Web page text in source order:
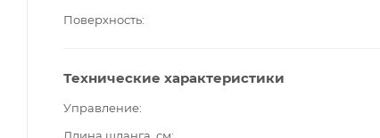
Поверхность
Технические характеристики
Управление